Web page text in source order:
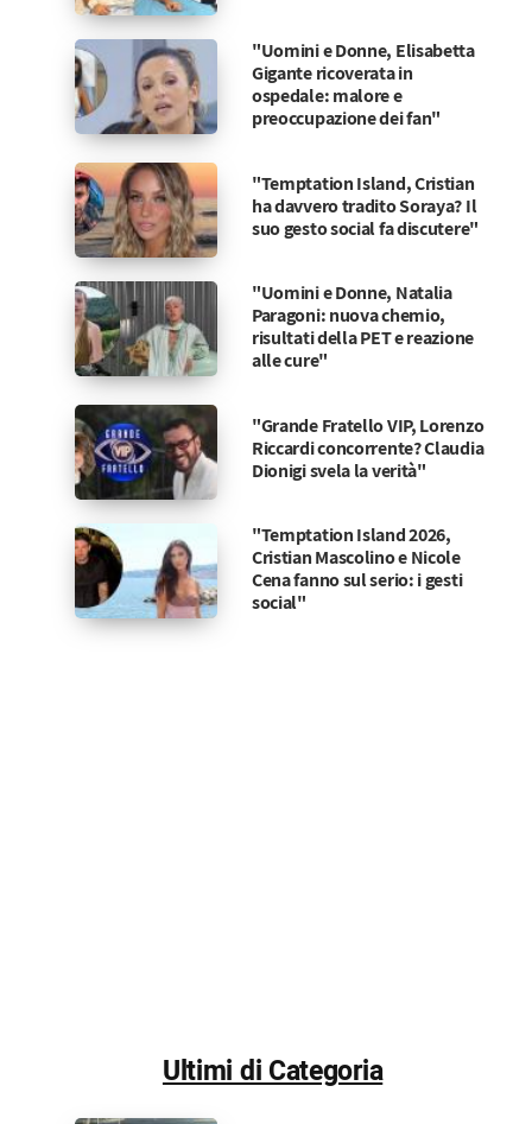
"Uomini e Donne, Elisabetta
Gigante ricoverata in
ospedale: malore e
preoccupazione dei fan"
"Temptation Island, Cristian
ha davvero tradito Soraya? Il
suo gesto social fa discutere"
"Uomini e Donne, Natalia
Paragoni: nuova chemio,
risultati della PET e reazione
alle cure"
"Grande Fratello VIP, Lorenzo
Riccardi concorrente? Claudia
Dionigi svela la verità"
"Temptation Island 2026,
Cristian Mascolino e Nicole
Cena fanno sul serio: i gesti
social"
Ultimi di Categoria